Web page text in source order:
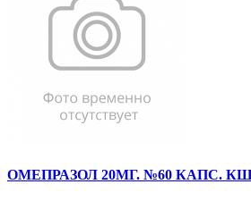
ОМЕПРАЗОЛ 20МГ. №60 КАПС.